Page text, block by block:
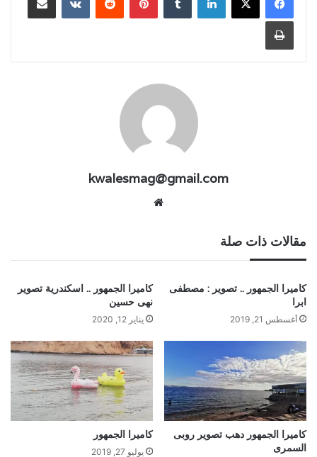
طباعة
kwalesmag@gmail.com
مقالات ذات صلة
كاميرا الجمهور .. تصوير : مصطفى
ابرا
أغسطس 21, 2019
كاميرا الجمهور .. اسكندرية تصوير
نهى حسين
يناير 12, 2020
كاميرا الجمهور دهب تصوير روبى
السمرى
كاميرا الجمهور
يوليو 27, 2019